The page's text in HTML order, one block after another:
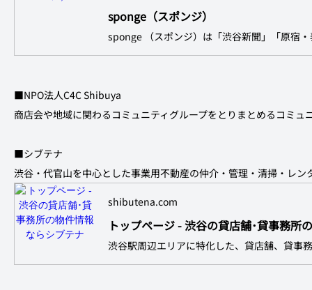
sponge（スポンジ）
■NPO法人C4C Shibuya
商店会や地域に関わるコミュニティグループをとりまとめるコミュ
■シブテナ
渋谷・代官山を中心とした事業用不動産の仲介・管理・清掃・レン
shibutena.com
トップページ - 渋谷の貸店舗･貸事務所